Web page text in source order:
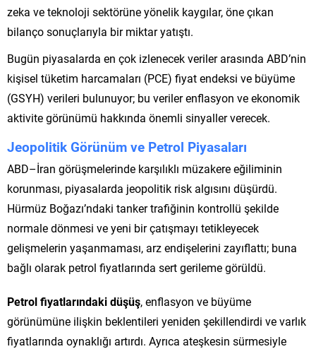
zeka ve teknoloji sektörüne yönelik kaygılar, öne çıkan
bilanço sonuçlarıyla bir miktar yatıştı.
Bugün piyasalarda en çok izlenecek veriler arasında ABD’nin
kişisel tüketim harcamaları (PCE) fiyat endeksi ve büyüme
(GSYH) verileri bulunuyor; bu veriler enflasyon ve ekonomik
aktivite görünümü hakkında önemli sinyaller verecek.
Jeopolitik Görünüm ve Petrol Piyasaları
ABD–İran görüşmelerinde karşılıklı müzakere eğiliminin
korunması, piyasalarda jeopolitik risk algısını düşürdü.
Hürmüz Boğazı’ndaki tanker trafiğinin kontrollü şekilde
normale dönmesi ve yeni bir çatışmayı tetikleyecek
gelişmelerin yaşanmaması, arz endişelerini zayıflattı; buna
bağlı olarak petrol fiyatlarında sert gerileme görüldü.
Petrol fiyatlarındaki düşüş, enflasyon ve büyüme
görünümüne ilişkin beklentileri yeniden şekillendirdi ve varlık
fiyatlarında oynaklığı artırdı. Ayrıca ateşkesin sürmesiyle